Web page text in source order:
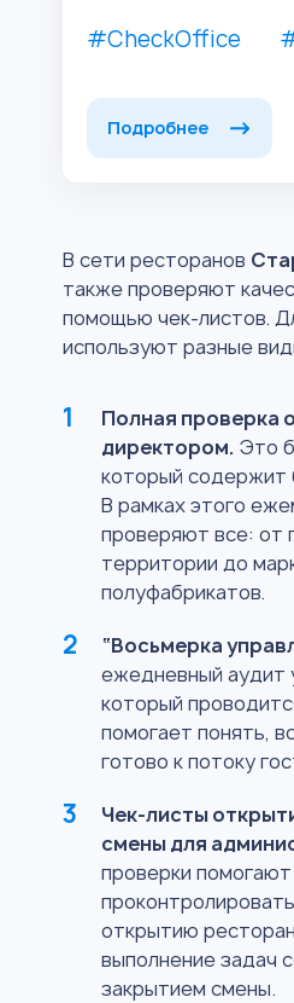
#CheckOffice
Подробнее
В сети ресторанов
также проверяют
помощью чек-листов.
используют разные
Полная проверка
директором. Это
который содержит
В рамках этого
проверяют все: от
территории до
полуфабрикатов.
“Восьмерка
ежедневный аудит
который
помогает понять,
готово к потоку
Чек-листы
смены для
проверки помогают
открытию
выполнение задач
закрытием смены.